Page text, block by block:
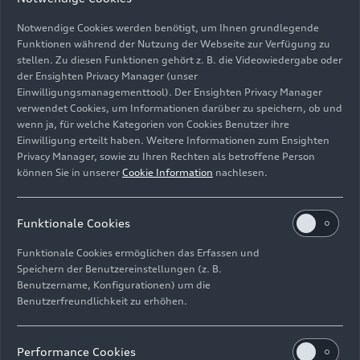
Kinderkonzert „Hänsel und Gretel” mit der Audi
Bläserphilharmonie: Sprecher Michael Amelung
Bild-Nr: A243520 · Copyright: AUDI AG
Rechte: Verwendung für Pressezwecke honorarfrei
ImpressumRechtliches Hinweisgebersystem
Notwendige Cookies werden benötigt, um Ihnen grundlegende
Funktionen während der Nutzung der Webseite zur Verfügung zu
stellen. Zu diesen Funktionen gehört z. B. die Videowiedergabe oder
der Ensighten Privacy Manager (unser
Einwilligungsmanagementtool). Der Ensighten Privacy Manager
verwendet Cookies, um Informationen darüber zu speichern, ob und
wenn ja, für welche Kategorien von Cookies Benutzer ihre
Einwilligung erteilt haben. Weitere Informationen zum Ensighten
Privacy Manager, sowie zu Ihren Rechten als betroffene Person
können Sie in unserer Cookie Information nachlesen.
Funktionale Cookies
Funktionale Cookies ermöglichen das Erfassen und
Speichern der Benutzereinstellungen (z. B.
Benutzername, Konfigurationen) um die
Benutzerfreundlichkeit zu erhöhen.
Performance Cookies